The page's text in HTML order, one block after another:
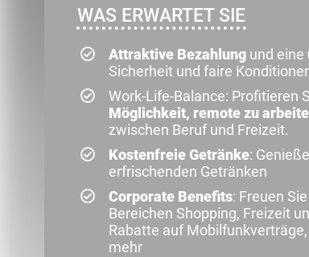
WAS ERWARTET SIE
Attraktive Bezahlung und eine
Sicherheit und faire
Work-Life-Balance: Profitieren
Möglichkeit, remote zu
zwischen Beruf und Freizeit.
Kostenfreie Getränke:
erfrischenden Getränken
Corporate Benefits: Freuen
Bereichen Shopping, Freizeit
Rabatte auf
mehr